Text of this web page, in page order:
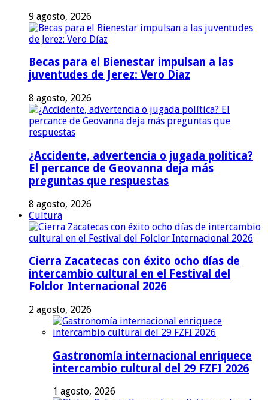
9 agosto, 2026
Becas para el Bienestar impulsan a las
juventudes de Jerez: Vero Díaz
8 agosto, 2026
¿Accidente, advertencia o jugada política?
El percance de Geovanna deja más
preguntas que respuestas
8 agosto, 2026
Cultura
Cierra Zacatecas con éxito ocho días de
intercambio cultural en el Festival del
Folclor Internacional 2026
2 agosto, 2026
Gastronomía internacional enriquece
intercambio cultural del 29 FZFI 2026
1 agosto, 2026